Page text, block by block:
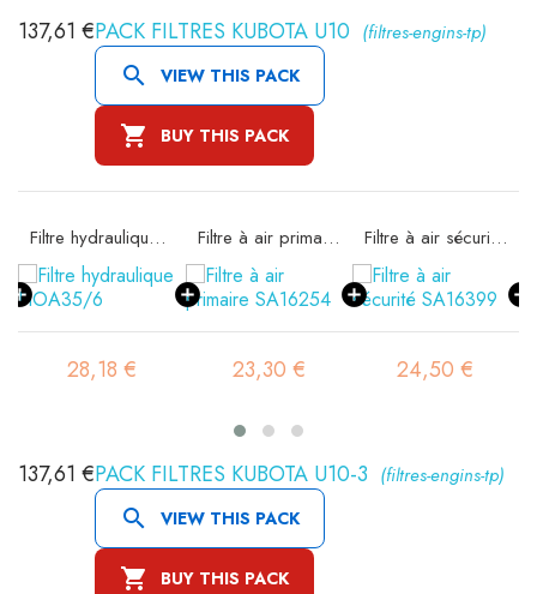
PACK FILTRES KUBOTA U10 (filtres-engins-tp)
 VIEW THIS PACK
 BUY THIS PACK
137,61 €
Filtre hydraulique FIOA35/6
28,18 €
Filtre à air primaire SA16254
23,30 €
Filtre à air sécurité SA16399
24,50 €
PACK FILTRES KUBOTA U10-3 (filtres-engins-tp)
 VIEW THIS PACK
 BUY THIS PACK
137,61 €